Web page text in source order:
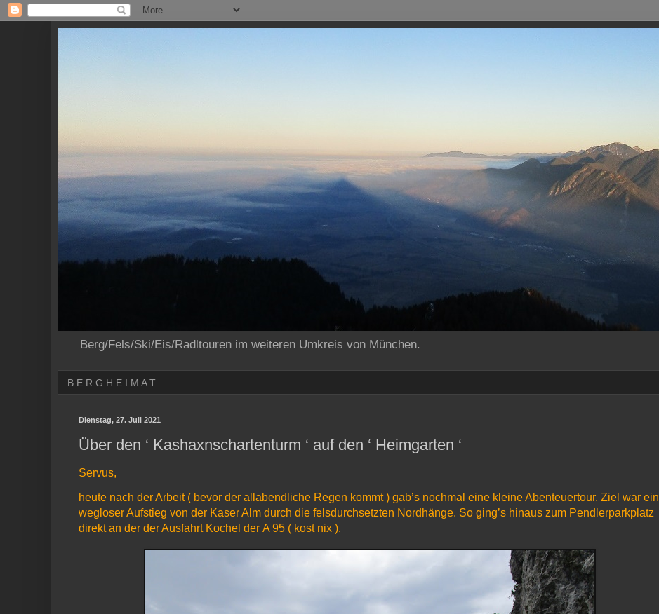
Berg/Fels/Ski/Eis/Radltouren im weiteren Umkreis von München.
B E R G H E I M A T
Dienstag, 27. Juli 2021
Über den ‘ Kashaxnschartenturm ‘ auf den ‘ Heimgarten ‘
Servus,
heute nach der Arbeit ( bevor der allabendliche Regen kommt ) gab’s nochmal eine kleine Abenteuertour. Ziel war ein
wegloser Aufstieg von der Kaser Alm durch die felsdurchsetzten Nordhänge. So ging’s hinaus zum Pendlerparkplatz
direkt an der der Ausfahrt Kochel der A 95 ( kost nix ).